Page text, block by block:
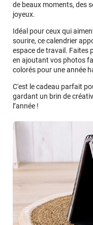
de beaux moments, des
joyeux.
Idéal pour ceux qui
sourire, ce calendrier
espace de travail. Faites
en ajoutant vos photos
colorés pour une année
C'est le cadeau parfait
gardant un brin de
l’année !